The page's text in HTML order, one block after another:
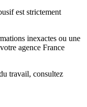
est strictement
inexactes ou une
agence France
travail, consultez